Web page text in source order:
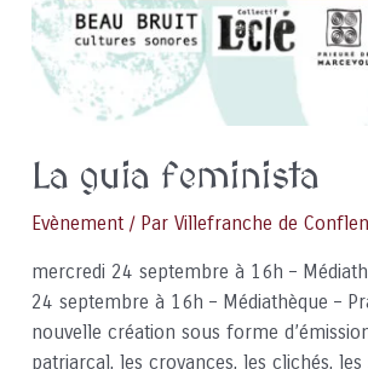
La guia feminista
Evènement/ Par Villefranche de
mercredi 24 septembre à 16h –
24 septembre à 16h – Médiathèque –
nouvelle création sous forme
patriarcal, les croyances, les clichés,